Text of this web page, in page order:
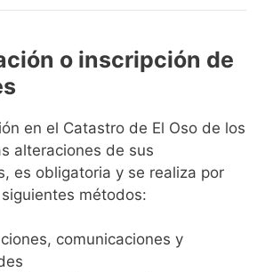
o inscripción de
en el Catastro de El Oso de los
alteraciones de sus
es obligatoria y se realiza por
métodos:
comunicaciones y